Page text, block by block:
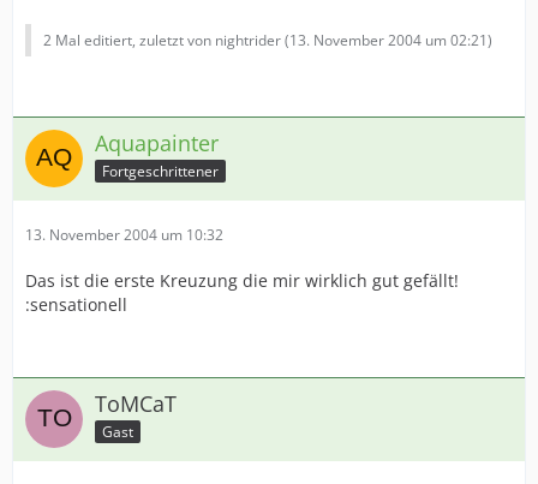
2 Mal editiert, zuletzt von nightrider (13. November 2004 um 02:21)
Aquapainter
Fortgeschrittener
13. November 2004 um 10:32
Das ist die erste Kreuzung die mir wirklich gut gefällt!
:sensationell
ToMCaT
Gast